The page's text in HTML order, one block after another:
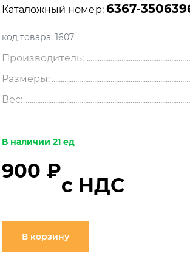
Каталожный номер: 6367-
код товара: 1607
Производитель:
Размеры:
Вес:
В наличии 21 ед
900 ₽
с НДС
В корзину